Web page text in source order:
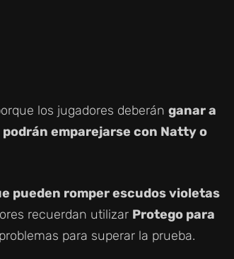
los jugadores deberán ganar a
podrán emparejarse con Natty o
pueden romper escudos violetas
recuerdan utilizar Protego para
para superar la prueba.